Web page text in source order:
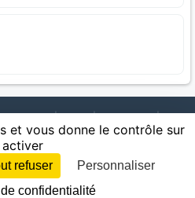
ouvertes | Carte | Communes |
| Zones protégées | Forets |
| CGU | CGV Cookies
SAFER, INRAE, BRGM, INAO, Ministère de
et vous donne le contrôle sur
activer
refuser
Personnaliser
confidentialité